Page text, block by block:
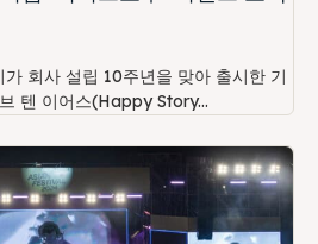
회사 설립 10주년을 맞아 출시한 기
텐 이어스(Happy Story...